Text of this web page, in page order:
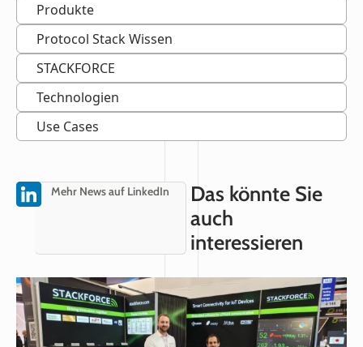
Produkte
Protocol Stack Wissen
STACKFORCE
Technologien
Use Cases
Das könnte Sie
auch
interessieren
Mehr News auf LinkedIn